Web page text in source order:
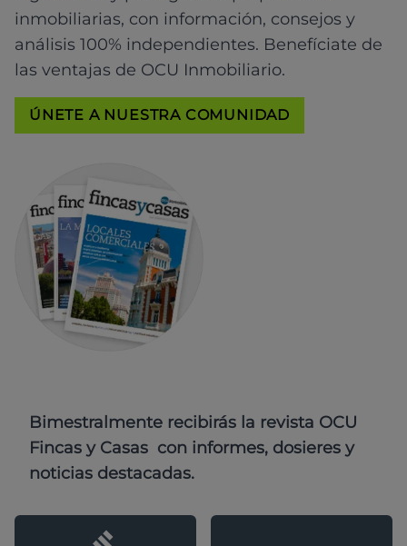
inmobiliarias, con información, consejos y
análisis 100% independientes. Benefíciate de
las ventajas de OCU Inmobiliario.
ÚNETE A NUESTRA COMUNIDAD
Bimestralmente recibirás la revista OCU
Fincas y Casas con informes, dosieres y
noticias destacadas.